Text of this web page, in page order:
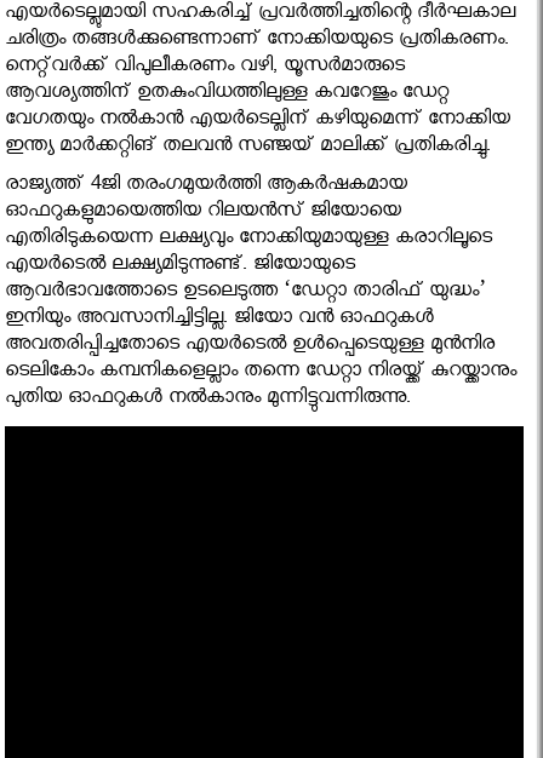
എയര്‍ടെല്ലുമായി സഹകരിച്ച് പ്രവര്‍ത്തിച്ചതിന്റെ ദീര്‍ഘകാല
ചരിത്രം തങ്ങള്‍ക്കുണ്ടെന്നാണ് നോക്കിയയുടെ പ്രതികരണം.
നെറ്റ്‌വര്‍ക്ക് വിപുലീകരണം വഴി, യൂസര്‍മാരുടെ
ആവശ്യത്തിന് ഉതകുംവിധത്തിലുള്ള കവറേജും ഡേറ്റ
വേഗതയും നല്‍കാന്‍ എയര്‍ടെല്ലിന് കഴിയുമെന്ന് നോക്കിയ
ഇന്ത്യ മാര്‍ക്കറ്റിങ് തലവന്‍ സഞ്ജയ് മാലിക്ക് പ്രതികരിച്ചു.
രാജ്യത്ത് 4ജി തരംഗമുയര്‍ത്തി ആകര്‍ഷകമായ
ഓഫറുകളുമായെത്തിയ റിലയന്‍സ് ജിയോയെ
എതിരിടുകയെന്ന ലക്ഷ്യവും നോക്കിയുമായുള്ള കരാറിലൂടെ
എയര്‍ടെല്‍ ലക്ഷ്യമിടുന്നുണ്ട്. ജിയോയുടെ
ആവര്‍ഭാവത്തോടെ ഉടലെടുത്ത ‘ഡേറ്റാ താരിഫ് യുദ്ധം’
ഇനിയും അവസാനിച്ചിട്ടില്ല. ജിയോ വന്‍ ഓഫറുകള്‍
അവതരിപ്പിച്ചതോടെ എയര്‍ടെല്‍ ഉള്‍പ്പെടെയുള്ള മുന്‍നിര
ടെലികോം കമ്പനികളെല്ലാം തന്നെ ഡേറ്റാ നിരയ്ക്ക് കുറയ്ക്കാനും
പുതിയ ഓഫറുകള്‍ നല്‍കാനും മുന്നിട്ടുവന്നിരുന്നു.